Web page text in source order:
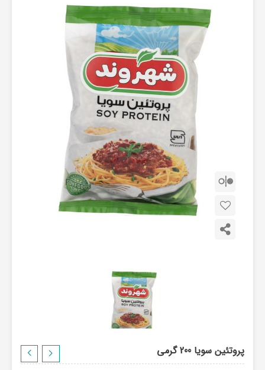
پروتئین سویا 200 گرمی